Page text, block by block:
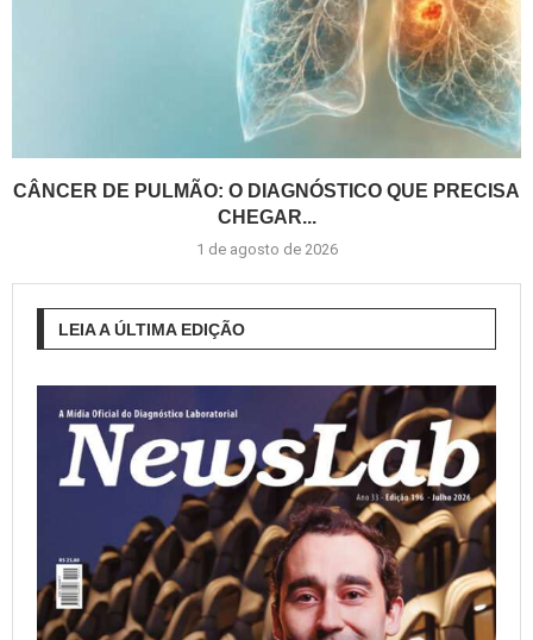
CÂNCER DE PULMÃO: O DIAGNÓSTICO QUE PRECISA
CHEGAR...
1 de agosto de 2026
LEIA A ÚLTIMA EDIÇÃO